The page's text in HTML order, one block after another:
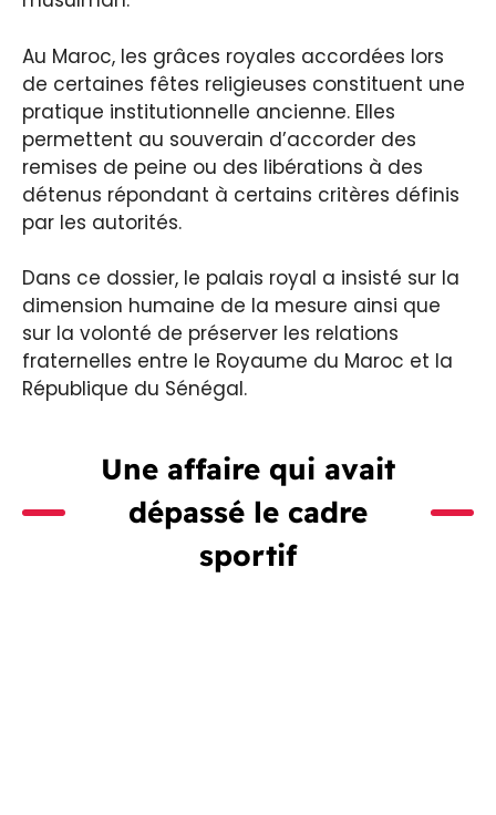
Au Maroc, les grâces royales accordées lors
de certaines fêtes religieuses constituent une
pratique institutionnelle ancienne. Elles
permettent au souverain d’accorder des
remises de peine ou des libérations à des
détenus répondant à certains critères définis
par les autorités.
Dans ce dossier, le palais royal a insisté sur la
dimension humaine de la mesure ainsi que
sur la volonté de préserver les relations
fraternelles entre le Royaume du Maroc et la
République du Sénégal.
Une affaire qui avait
dépassé le cadre
sportif